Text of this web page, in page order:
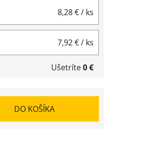
8,28 €/ ks
7,92 €/ ks
Ušetríte0 €
DO KOŠÍKA